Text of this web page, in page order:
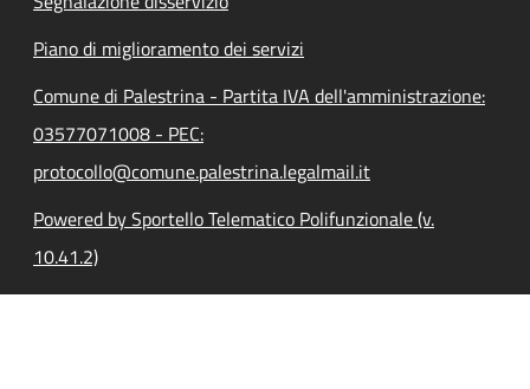
Piano di miglioramento dei servizi
Comune di Palestrina - Partita IVA dell'amministrazione:
03577071008 - PEC:
protocollo@comune.palestrina.legalmail.it
Powered by Sportello Telematico Polifunzionale (v.
10.41.2)